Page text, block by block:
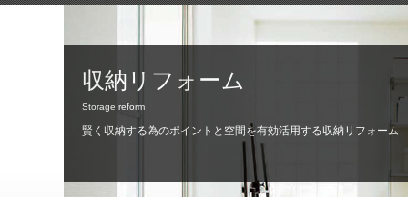
収納リフォーム
Storage reform
賢く収納する為のポイントと空間を有効活用する収納リフォーム